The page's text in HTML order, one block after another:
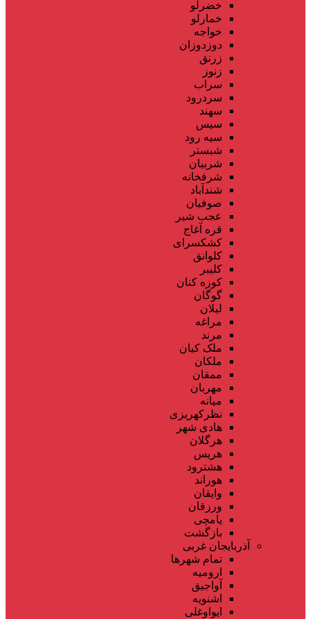
خضرلو
خمارلو
خواجه
دوزدوزان
زرنق
زنوز
سراب
سردرود
سهند
سیس
سیه رود
شبستر
شربیان
شرفخانه
شندآباد
صوفیان
عجب شیر
قره آغاج
کشکسرای
کلوانق
کلیبر
کوزه کنان
گوگان
لیلان
مراغه
مرند
ملک کیان
ملکان
ممقان
مهربان
میانه
نظرکهریزی
هادی شهر
هرگلان
هریس
هشترود
هوراند
وایقان
ورزقان
یامچی
بازگشت
آذربایجان غربی
تمام شهر‌ها
ارومیه
آواجیق
اشنویه
ایواوغلی